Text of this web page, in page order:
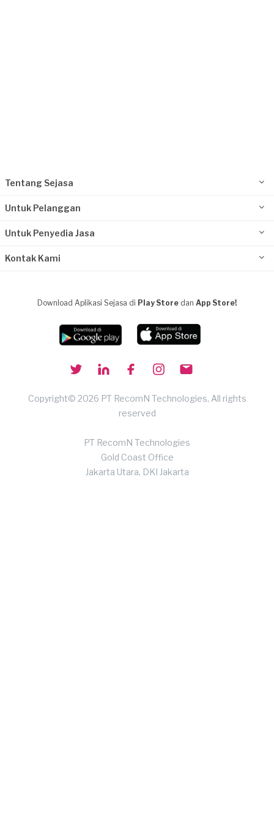
Tentang Sejasa
Untuk Pelanggan
Untuk Penyedia Jasa
Kontak Kami
Download Aplikasi Sejasa di Play Store dan App Store!
Copyright© 2026 PT RecomN Technologies, All rights
reserved
PT RecomN Technologies
Gold Coast Office
Jakarta Utara, DKI Jakarta